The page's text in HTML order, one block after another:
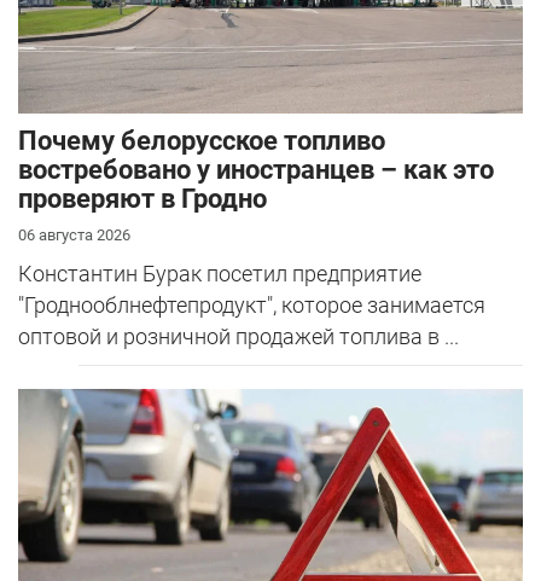
Почему белорусское топливо
востребовано у иностранцев – как это
проверяют в Гродно
06 августа 2026
Константин Бурак посетил предприятие
"Гроднооблнефтепродукт", которое занимается
оптовой и розничной продажей топлива в ...